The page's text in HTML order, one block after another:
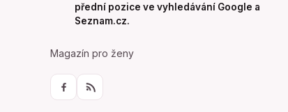
přední pozice ve vyhledávání Google a
Seznam.cz.
Magazín pro ženy